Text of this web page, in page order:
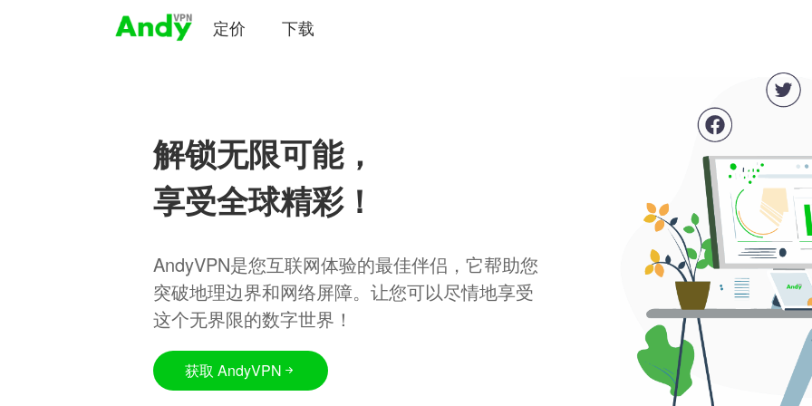
定价 下载
解锁无限可能，
享受全球精彩！
AndyVPN是您互联网体验的最佳伴侣，它帮助您
突破地理边界和网络屏障。让您可以尽情地享受
这个无界限的数字世界！
获取 AndyVPN